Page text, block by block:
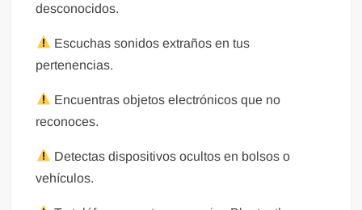
desconocidos.
Escuchas sonidos extraños en tus
pertenencias.
Encuentras objetos electrónicos que no
reconoces.
Detectas dispositivos ocultos en bolsos o
vehículos.